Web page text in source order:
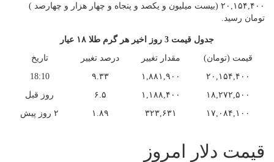
۲۰,۱۵۴,۴۰۰ (بیست میلیون و یکصد و پنجاه و چهار هزار و چهارصد )
تومان رسید.
جدول قیمت 3 روز اخیر هر گرم طلا ۱۸ عیار
قیمت (تومان)
مقدار تغییر درصد تغییر
تاریخ
۲۰,۱۵۴,۴۰۰
۱,۸۸۱,۹۰۰ ۹.۳۳
18:10
۱۸,۲۷۲,۵۰۰
۱,۱۸۸,۴۰۰ ۶.۵
روز قبل
۱۷,۰۸۴,۱۰۰
۳۲۳,۶۳۱ ۱.۸۹ ۲ روز پیش
قیمت دلار امروز